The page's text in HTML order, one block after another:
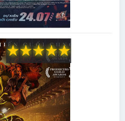
★
★
★
★
★